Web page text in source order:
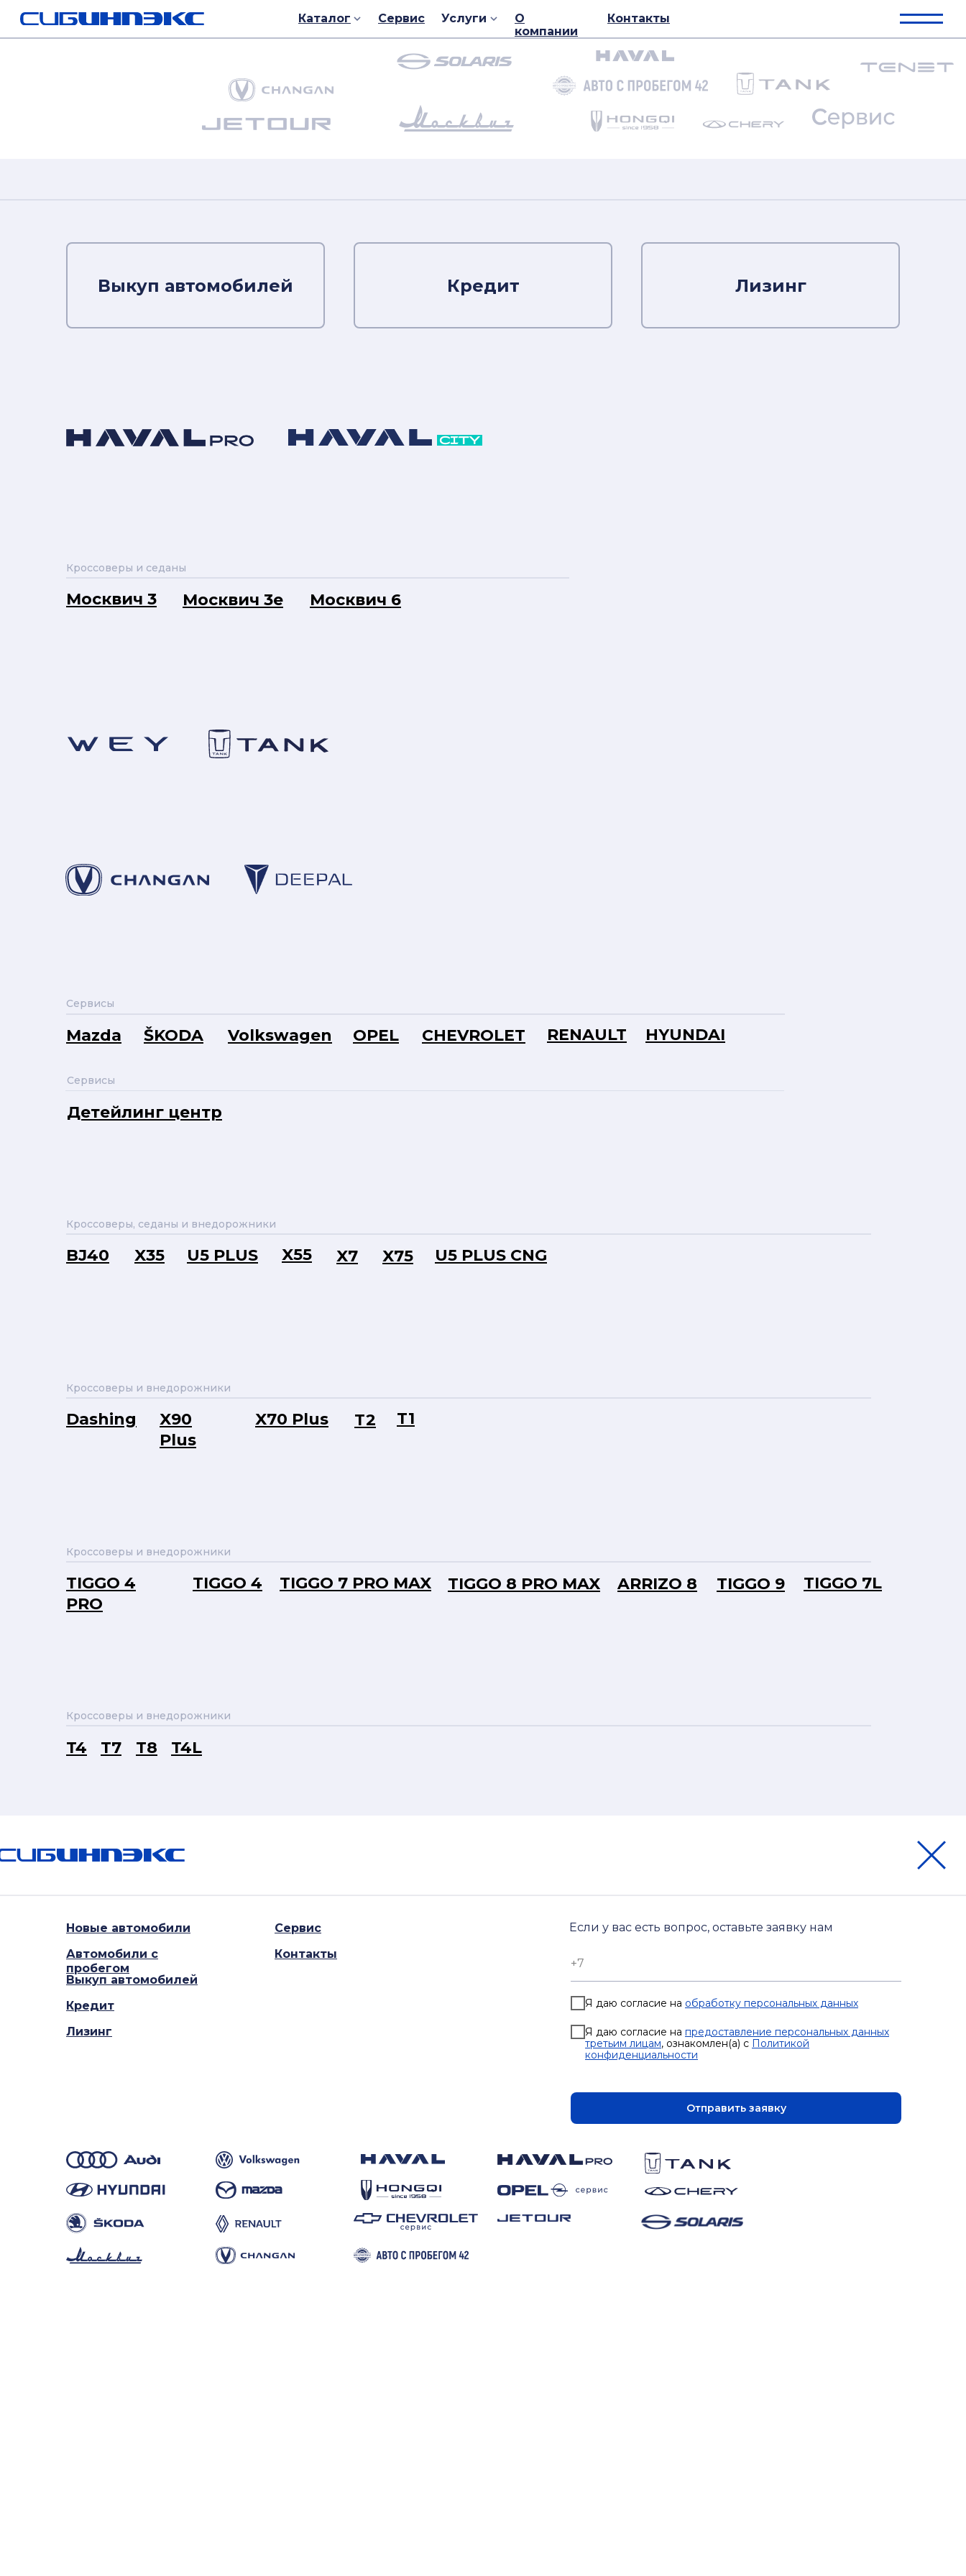
О
компании
Сервис
Каталог Услуги Контакты
Новые автомобили Автомобили с пробегом
Выкуп автомобилей Кредит Лизинг
Москвич 3 Москвич 3e Москвич 6
Кроссоверы и седаны
Детейлинг центр
Mazda ŠKODA Volkswagen
Сервисы
Сервисы
OPEL CHEVROLET RENAULT HYUNDAI
BJ40
Кроссоверы, седаны и внедорожники
X35 U5 PLUS X55 X7 X75 U5 PLUS CNG
Dashing
X90
Plus
Кроссоверы и внедорожники
X70 Plus T2 T1
TIGGO 4
PRO
Кроссоверы и внедорожники
TIGGO 4 TIGGO 7 PRO MAX TIGGO 8 PRO MAX ARRIZO 8 TIGGO 9 TIGGO 7L
Кроссоверы и внедорожники
T4 T7 T8 T4L
Автомобили с
пробегом
Выкуп автомобилей
Контакты
Сервис
Лизинг
Новые автомобили
Кредит
Если у вас есть вопрос, оставьте заявку нам
Я даю согласие на обработку персональных данных
Я даю согласие на предоставление персональных данных
третьим лицам, ознакомлен(а) с Политикой
конфиденциальности
Отправить заявку